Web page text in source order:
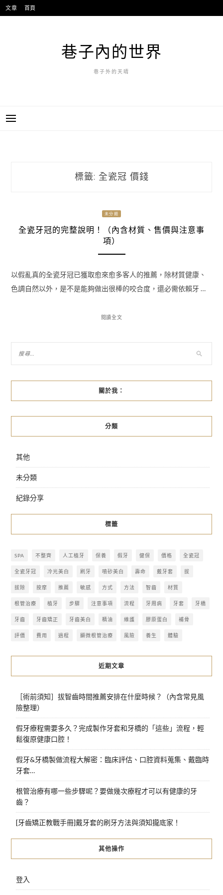
跳
至
文章 首頁
巷子內的世界
巷子外的天晴
標籤: 全瓷冠 價錢
未分類
全瓷牙冠的完整說明！（內含材質、售價與注意事
項）
以假亂真的全瓷牙冠已獲取愈來愈多客人的推薦，除材質健康、
色調自然以外，是不是能夠做出很棒的咬合度，還必需依賴牙 …
閱讀全文
關於我：
分類
其他
未分類
紀錄分享
標籤
SPA 不整齊 人工植牙 保養 假牙 健保 價格 全瓷冠
全瓷牙冠 冷光美白 刷牙 噴砂美白 壽命 戴牙套 拔
拔除 按摩 推薦 敏感 方式 方法 智齒 材質
根管治療 植牙 步驟 注意事項 流程 牙周病 牙套 牙橋
牙齒 牙齒矯正 牙齒美白 精油 維護 膠原蛋白 補骨
評價 費用 過程 顯微根管治療 風險 養生 體驗
近期文章
［術前須知］拔智齒時間推薦安排在什麼時候？（內含常見風
險整理）
假牙療程需要多久？完成製作牙套和牙橋的「這些」流程，輕
鬆復原健康口腔！
假牙&牙橋製做流程大解密：臨床評估、口腔資料蒐集、戴臨時
牙套…
根管治療有哪一些步驟呢？要做幾次療程才可以有健康的牙
齒？
[牙齒矯正教戰手冊]戴牙套的刷牙方法與須知攏底家！
其他操作
登入